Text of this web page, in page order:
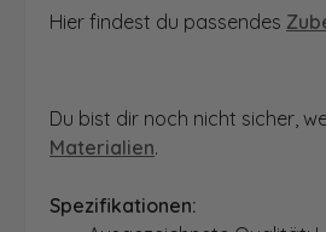
Hier findest du passendes
Du bist dir noch nicht sicher,
Materialien.
Spezifikationen: